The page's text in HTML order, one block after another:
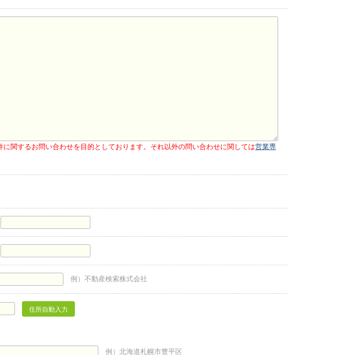
関するお問い合わせを目的としております。それ以外の問い合わせに関しては営業専
例）不動産検索株式会社
住所自動入力
例）北海道札幌市豊平区